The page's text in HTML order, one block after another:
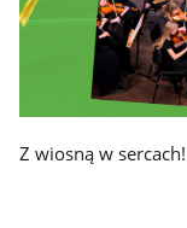
Z wiosną w sercach!